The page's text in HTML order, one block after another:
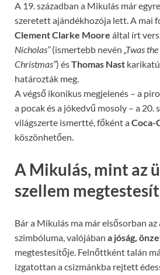
A 19. században a Mikulás már
szeretett ajándékhozója lett. A mai
Clement Clarke Moore által írt
Nicholas”(ismertebb nevén „Twas
Christmas”) ésThomas Nast
határozták meg.
A végső ikonikus megjelenés – a
a pocak és a jókedvű mosoly – a 20.
világszerte ismertté, főként aCoca-
köszönhetően.
A Mikulás, mint az
szellem
Bár a Mikulás ma már elsősorban az
szimbóluma, valójában a jóság,
megtestesítője. Felnőttként talán
izgatottan a csizmánkba rejtett